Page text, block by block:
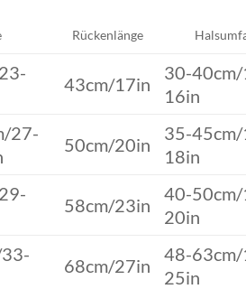
Rückenlänge
43cm/17in
30-
16in
27-
50cm/20in
35-
18in
58cm/23in
40-
20in
68cm/27in
48-
25in